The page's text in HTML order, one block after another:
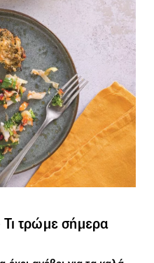
τρώμε σήμερα